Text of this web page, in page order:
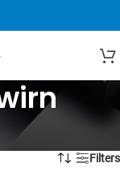
werden angezeigt
Filters